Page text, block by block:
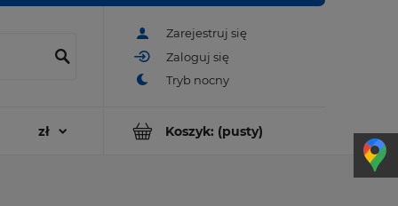
Zarejestruj się
Zaloguj się
Koszyk: (pusty)